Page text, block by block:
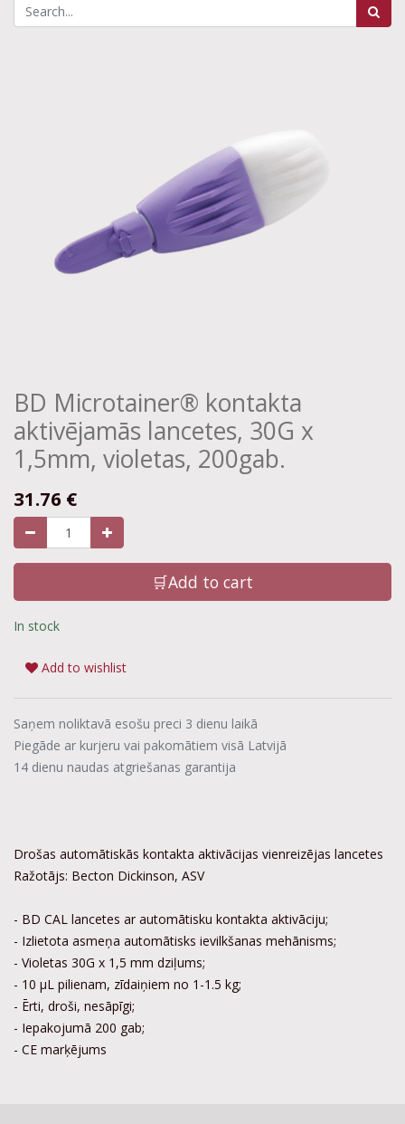
BD Microtainer® kontakta
aktivējamās lancetes, 30G x
1,5mm, violetas, 200gab.
31.76 €
🛒Add to cart
In stock
Add to wishlist
Saņem noliktavā esošu preci 3 dienu laikā
Piegāde ar kurjeru vai pakomātiem visā Latvijā
14 dienu naudas atgriešanas garantija
Drošas automātiskās kontakta aktivācijas vienreizējas lancetes
Ražotājs: Becton Dickinson, ASV
- BD CAL lancetes ar automātisku kontakta aktivāciju;
- Izlietota asmeņa automātisks ievilkšanas mehānisms;
- Violetas 30G x 1,5 mm dziļums;
- 10 µL pilienam, zīdaiņiem no 1-1.5 kg;
- Ērti, droši, nesāpīgi;
- Iepakojumā 200 gab;
- CE marķējums